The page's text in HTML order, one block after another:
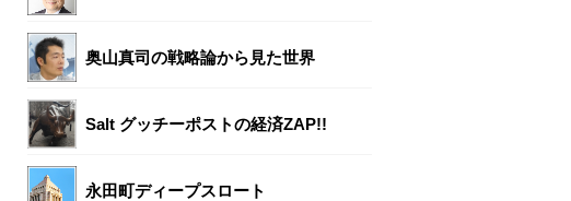
奥山真司の戦略論から見た世界
Salt グッチーポストの経済ZAP!!
永田町ディープスロート